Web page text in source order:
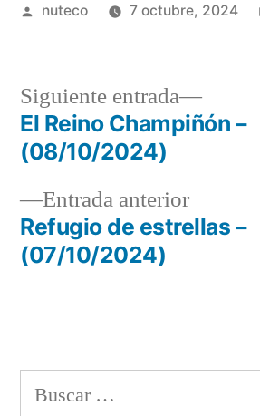
Publicada
nuteco 7 octubre, 2024
Navegación
entradas
Entrada anteriorEntrada
anterior:
Refugio de estrellas –
(07/10/2024)
Siguiente entrada
entrada:
El Reino Champiñón –
(08/10/2024)
Buscar: